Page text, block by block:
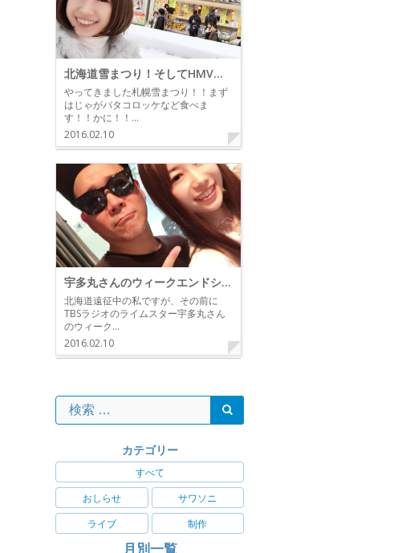
北海道雪まつり！そしてHMV札幌ステラプレイスの巻
やってきました札幌雪まつり！！まず
はじゃがバタコロッケなど食べま
す！！かに！！…
2016.02.10
宇多丸さんのウィークエンドシャッフル
北海道遠征中の私ですが、その前に
TBSラジオのライムスター宇多丸さん
のウィーク…
2016.02.10
カテゴリー
すべて
おしらせ
サワソニ
ライブ
制作
月別一覧